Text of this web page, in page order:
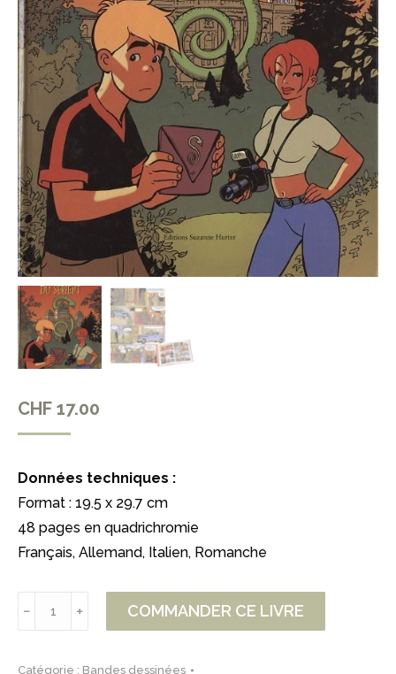
CHF 17.00
Données techniques :
Format : 19.5 x 29.7 cm
48 pages en quadrichromie
Français, Allemand, Italien, Romanche
﹣ ﹢ COMMANDER CE LIVRE
Catégorie : Bandes dessinées